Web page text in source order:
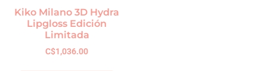
Kiko Milano 3D Hydra
Lipgloss Edición
Limitada
C$1,036.00